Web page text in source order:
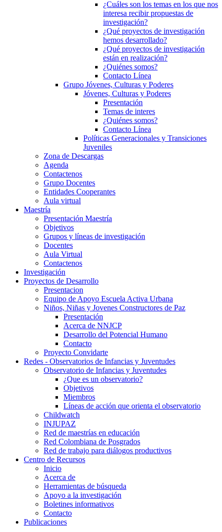
¿Cuáles son los temas en los que nos
interesa recibir propuestas de
investigación?
¿Qué proyectos de investigación
hemos desarrollado?
¿Qué proyectos de investigación
están en realización?
¿Quiénes somos?
Contacto Línea
Grupo Jóvenes, Culturas y Poderes
Jóvenes, Culturas y Poderes
Presentación
Temas de interes
¿Quiénes somos?
Contacto Línea
Políticas Generacionales y Transiciones
Juveniles
Zona de Descargas
Agenda
Contactenos
Grupo Docentes
Entidades Cooperantes
Aula virtual
Maestría
Presentación Maestría
Objetivos
Grupos y líneas de investigación
Docentes
Aula Virtual
Contactenos
Investigación
Proyectos de Desarrollo
Presentacion
Equipo de Apoyo Escuela Activa Urbana
Niños, Niñas y Jovenes Constructores de Paz
Presentación
Acerca de NNJCP
Desarrollo del Potencial Humano
Contacto
Proyecto Convidarte
Redes - Observatorios de Infancias y Juventudes
Observatorio de Infancias y Juventudes
¿Que es un observatorio?
Objetivos
Miembros
Líneas de acción que orienta el observatorio
Childwatch
INJUPAZ
Red de maestrías en educación
Red Colombiana de Posgrados
Red de trabajo para diálogos productivos
Centro de Recursos
Inicio
Acerca de
Herramientas de búsqueda
Apoyo a la investigación
Boletines informativos
Contacto
Publicaciones